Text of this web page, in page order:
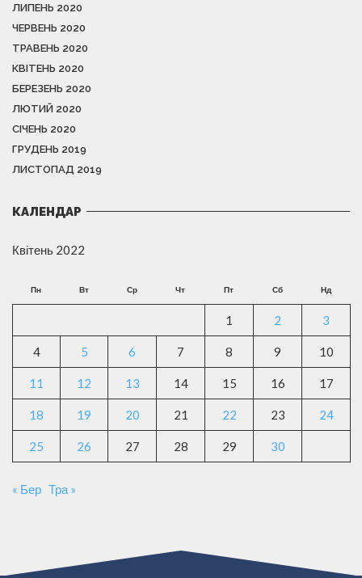
ЛИПЕНЬ 2020
ЧЕРВЕНЬ 2020
ТРАВЕНЬ 2020
КВІТЕНЬ 2020
БЕРЕЗЕНЬ 2020
ЛЮТИЙ 2020
СІЧЕНЬ 2020
ГРУДЕНЬ 2019
ЛИСТОПАД 2019
КАЛЕНДАР
Квітень 2022
Пн Вт Ср Чт Пт Сб Нд
1 2 3
4 5 6 7 8 9 10
11 12 13 14 15 16 17
18 19 20 21 22 23 24
25 26 27 28 29 30
« Бер Тра »